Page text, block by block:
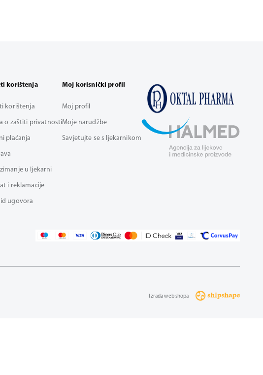
korištenja
korištenja
o zaštiti privatnosti
plaćanja
u ljekarni
i reklamacije
ugovora
Moj korisnički profil
Moj profil
Moje narudžbe
Savjetujte se s ljekarnikom
Izrada web shopa